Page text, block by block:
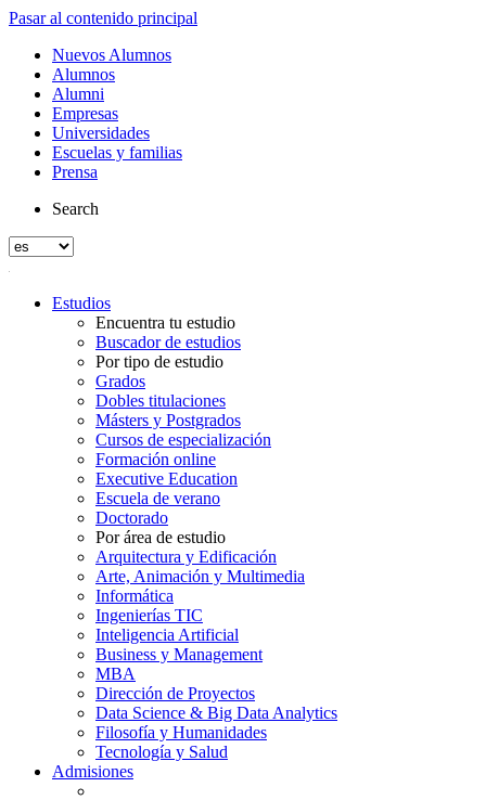
Pasar al contenido principal
Nuevos Alumnos
Alumnos
Alumni
Empresas
Universidades
Escuelas y familias
Prensa
Search
Estudios
Encuentra tu estudio
Buscador de estudios
Por tipo de estudio
Grados
Dobles titulaciones
Másters y Postgrados
Cursos de especialización
Formación online
Executive Education
Escuela de verano
Doctorado
Por área de estudio
Arquitectura y Edificación
Arte, Animación y Multimedia
Informática
Ingenierías TIC
Inteligencia Artificial
Business y Management
MBA
Dirección de Proyectos
Data Science & Big Data Analytics
Filosofía y Humanidades
Tecnología y Salud
Admisiones